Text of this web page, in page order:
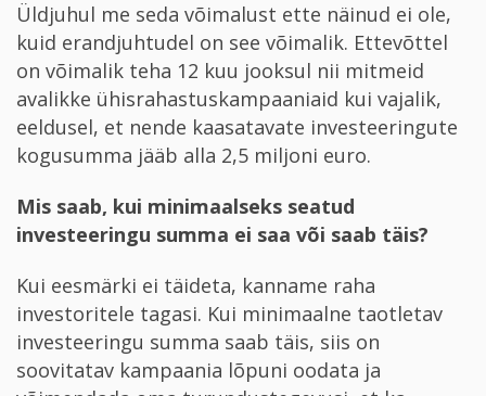
Üldjuhul me seda võimalust ette näinud ei ole,
kuid erandjuhtudel on see võimalik. Ettevõttel
on võimalik teha 12 kuu jooksul nii mitmeid
avalikke ühisrahastuskampaaniaid kui vajalik,
eeldusel, et nende kaasatavate investeeringute
kogusumma jääb alla 2,5 miljoni euro.
Mis saab, kui minimaalseks seatud
investeeringu summa ei saa või saab täis?
Kui eesmärki ei täideta, kanname raha
investoritele tagasi. Kui minimaalne taotletav
investeeringu summa saab täis, siis on
soovitatav kampaania lõpuni oodata ja